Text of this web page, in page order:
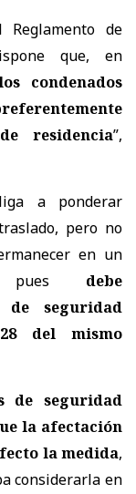
de
que, en
condenados
residencia”,
a ponderar
pero no
en un
pues debe
de seguridad
del mismo
de seguridad
la afectación
la medida,
considerarla en